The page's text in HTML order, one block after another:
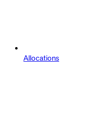
Allocations